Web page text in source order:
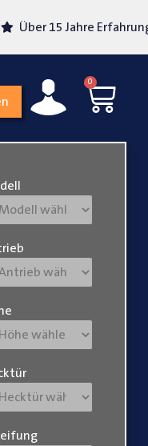
Über 15 Jahre Erfahrung
0